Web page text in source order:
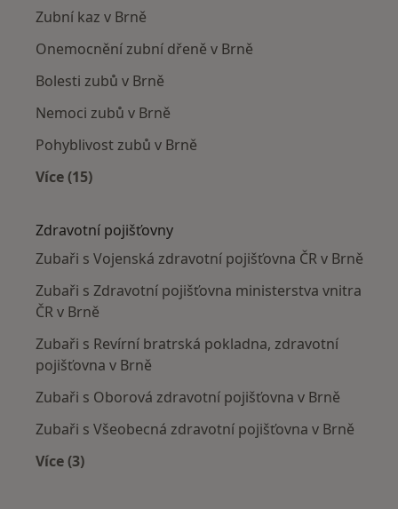
Zubní kaz v Brně
Onemocnění zubní dřeně v Brně
Bolesti zubů v Brně
Nemoci zubů v Brně
Pohyblivost zubů v Brně
Více (15)
Zdravotní pojišťovny
Zubaři s Vojenská zdravotní pojišťovna ČR v Brně
Zubaři s Zdravotní pojišťovna ministerstva vnitra
ČR v Brně
Zubaři s Revírní bratrská pokladna, zdravotní
pojišťovna v Brně
Zubaři s Oborová zdravotní pojišťovna v Brně
Zubaři s Všeobecná zdravotní pojišťovna v Brně
Více (3)